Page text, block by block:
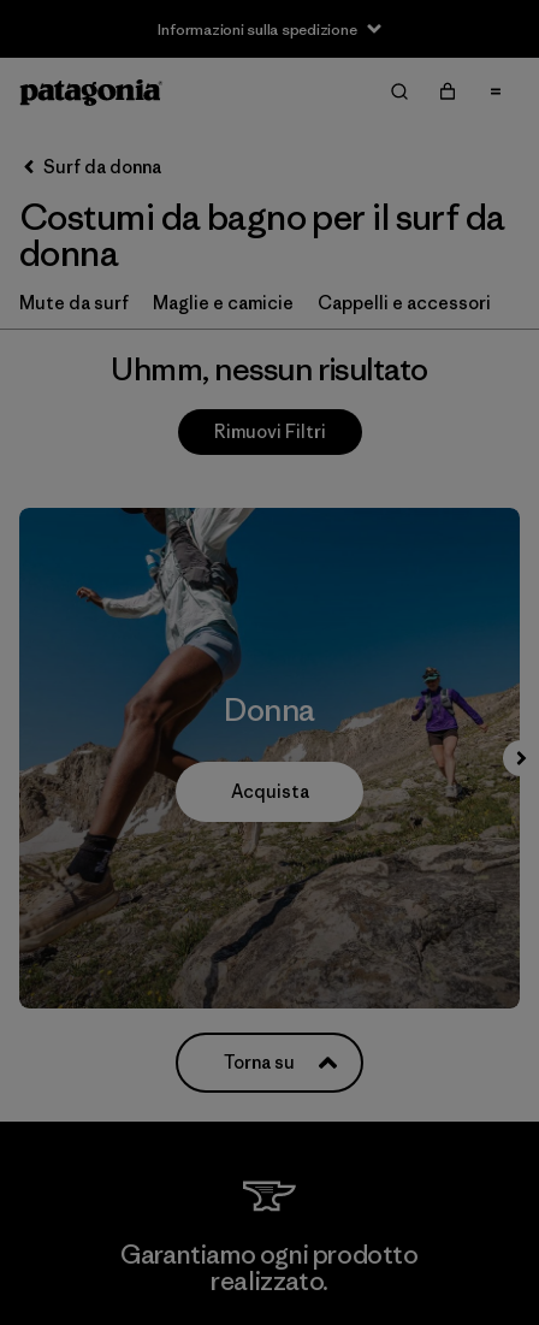
Informazioni sulla spedizione
Surf da donna
Costumi da bagno per il surf da
donna
Mute da surf Maglie e camicie Cappelli e accessori
Uhmm, nessun risultato
Rimuovi Filtri
Donna
Acquista
Torna su
Garantiamo ogni prodotto
realizzato.